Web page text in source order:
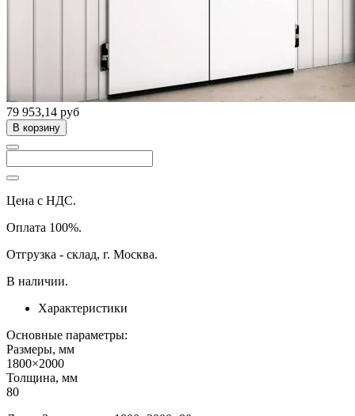
79 953,14 руб
В корзину
Цена с НДС.
Оплата 100%.
Отгрузка - склад, г. Москва.
В наличии.
Характеристики
Основные параметры:
Размеры, мм
1800×2000
Толщина, мм
80